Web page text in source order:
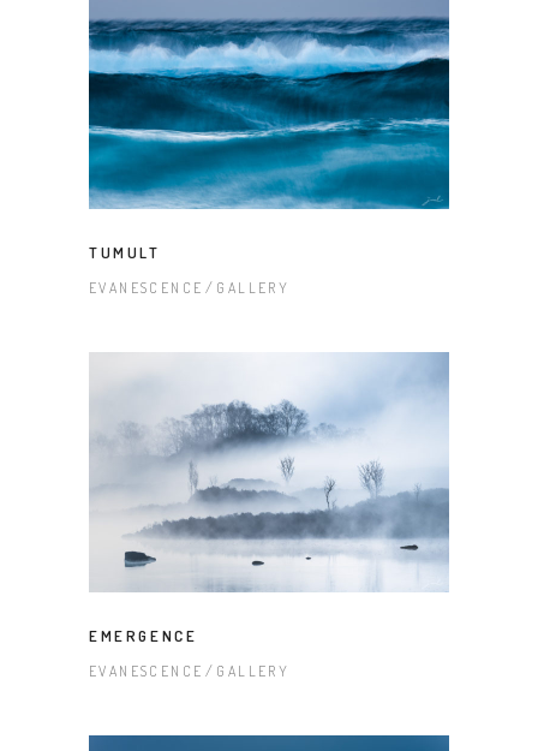
TUMULT
EVANESCENCE GALLERY
EMERGENCE
EVANESCENCE GALLERY